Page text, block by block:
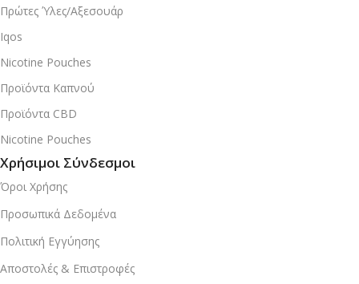
Πρώτες Ύλες/Αξεσουάρ
Iqos
Nicotine Pouches
Προϊόντα Καπνού
Προϊόντα CBD
Nicotine Pouches
Χρήσιμοι Σύνδεσμοι
Όροι Χρήσης
Προσωπικά Δεδομένα
Πολιτική Εγγύησης
Αποστολές & Επιστροφές